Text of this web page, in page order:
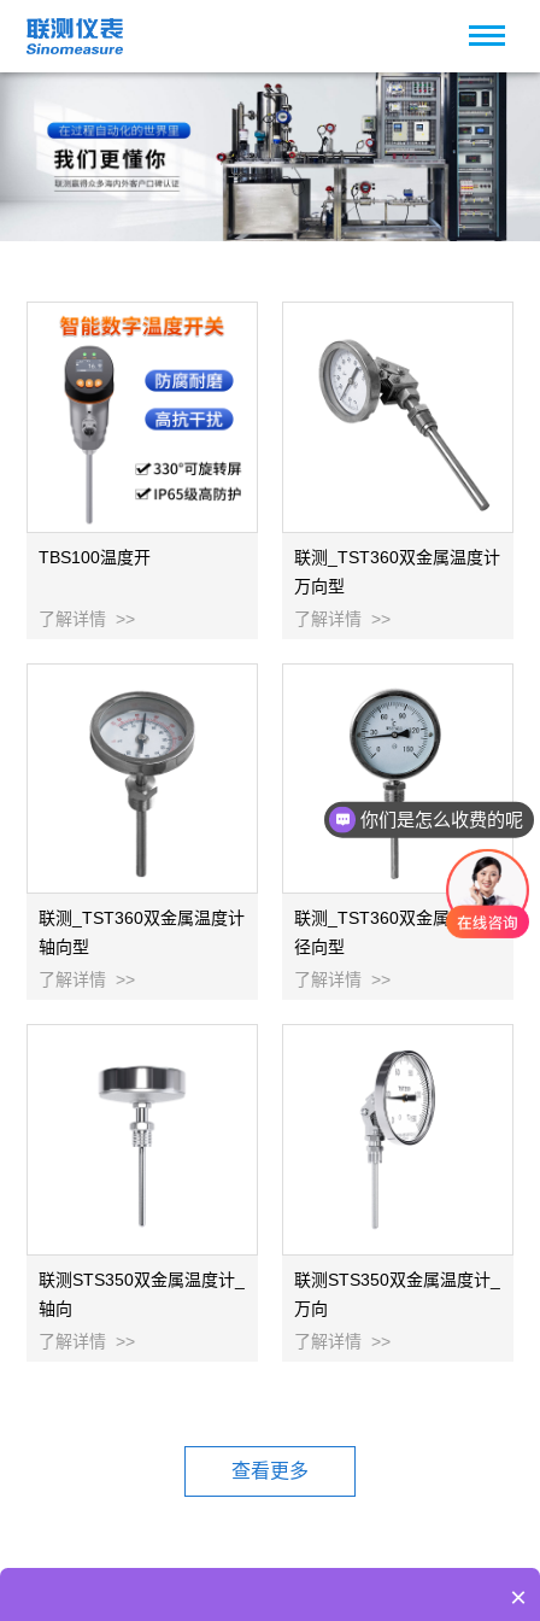
TBS100温度开
了解详情 >>
联测_TST360双金属温度计
万向型
了解详情 >>
联测_TST360双金属温度计
轴向型
了解详情 >>
联测_TST360双金属温度计
径向型
了解详情 >>
联测STS350双金属温度计_
轴向
了解详情 >>
联测STS350双金属温度计_
万向
了解详情 >>
查看更多
你们是怎么收费的呢
×